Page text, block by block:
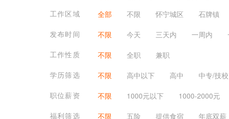
医疗保健
翻译法律 轻工工艺
理科教师/老师
文科教师/老师 外
工作区域
全部 不限 怀宁城区 石牌镇
发布时间
不限 今天 三天内 一周内
工作性质
不限 全职
兼职
学历筛选
不限 高中以下 高中 中专/技校
职位薪资
不限 1000元以下 1000-2000元
福利筛选
不限 五险 提供食宿 年底双薪